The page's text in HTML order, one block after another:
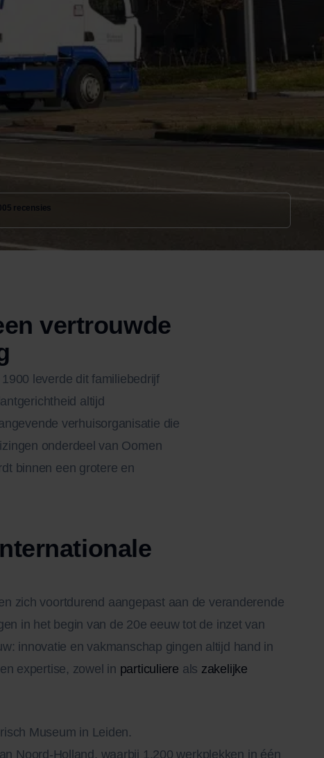
recensies
vertrouwde
leverde dit familiebedrijf
altijd
verhuisorganisatie die
onderdeel van Oomen
binnen een grotere en
zich voortdurend aangepast aan de veranderende
in het begin van de 20e eeuw tot de inzet van
innovatie en vakmanschap gingen altijd hand in
expertise, zowel in particuliere als zakelijke
Museum in Leiden.
Noord-Holland, waarbij 1.200 werkplekken in één